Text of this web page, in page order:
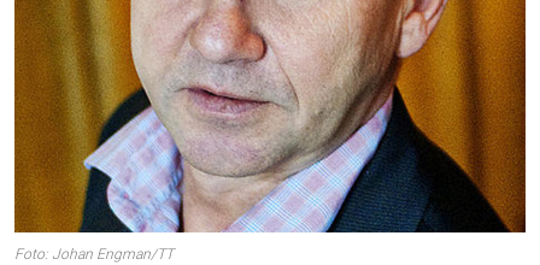
Foto: Johan Engman/TT